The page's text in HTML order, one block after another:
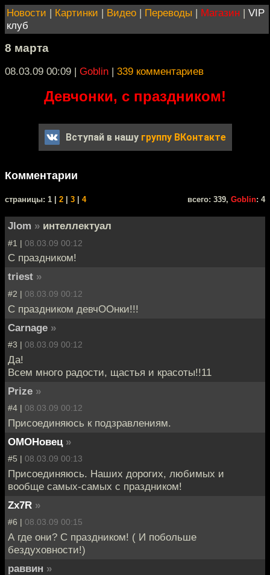
Новости | Картинки | Видео | Переводы | Магазин | VIP
клуб
8 марта
08.03.09 00:09 | Goblin | 339 комментариев
Девчонки, с праздником!
Вступай в нашу группу ВКонтакте
Комментарии
cтраницы: 1 | 2 3 4 всего: 339, Goblin: 4
Jlom » интеллектуал
#1 | 08.03.09 00:12
С праздником!
triest »
#2 | 08.03.09 00:12
С праздником девчООнки!!!
Carnage »
#3 | 08.03.09 00:12
Да!
Всем много радости, щастья и красоты!!11
Prize »
#4 | 08.03.09 00:12
Присоединяюсь к подзравлениям.
ОМОНовец »
#5 | 08.03.09 00:13
Присоединяюсь. Наших дорогих, любимых и
вообще самых-самых с праздником!
Zx7R »
#6 | 08.03.09 00:15
А где они? С праздником! ( И побольше
бездуховности!)
раввин »